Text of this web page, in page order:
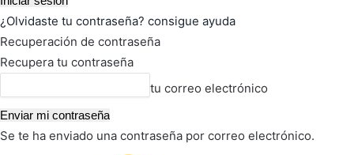
¿Olvidaste tu contraseña? consigue ayuda
Recuperación de contraseña
Recupera tu contraseña
tu correo electrónico
Se te ha enviado una contraseña por correo electrónico.